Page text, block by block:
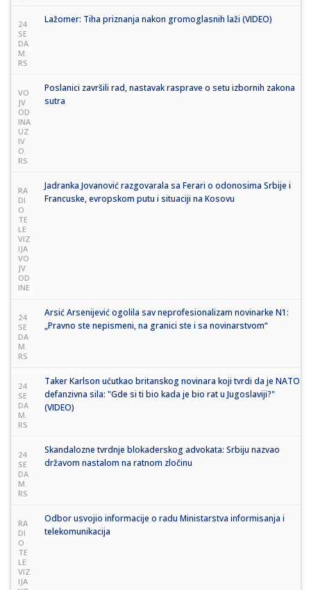
24
SE
DA
M.
RS
Lažomer: Tiha priznanja nakon gromoglasnih laži (VIDEO)
VO
JV
OD
INA
UZ
IV
O.
RS
Poslanici završili rad, nastavak rasprave o setu izbornih zakona
sutra
RA
DI
O
TE
LE
VIZ
IJA
VO
JV
OD
INE
Jadranka Jovanović razgovarala sa Ferari o odonosima Srbije i
Francuske, evropskom putu i situaciji na Kosovu
24
SE
DA
M.
RS
Arsić Arsenijević ogolila sav neprofesionalizam novinarke N1:
„Pravno ste nepismeni, na granici ste i sa novinarstvom“
24
SE
DA
M.
RS
Taker Karlson ućutkao britanskog novinara koji tvrdi da je NATO
defanzivna sila: "Gde si ti bio kada je bio rat u Jugoslaviji?"
(VIDEO)
24
SE
DA
M.
RS
Skandalozne tvrdnje blokaderskog advokata: Srbiju nazvao
državom nastalom na ratnom zločinu
RA
DI
O
TE
LE
VIZ
IJA
Odbor usvojio informacije o radu Ministarstva informisanja i
telekomunikacija